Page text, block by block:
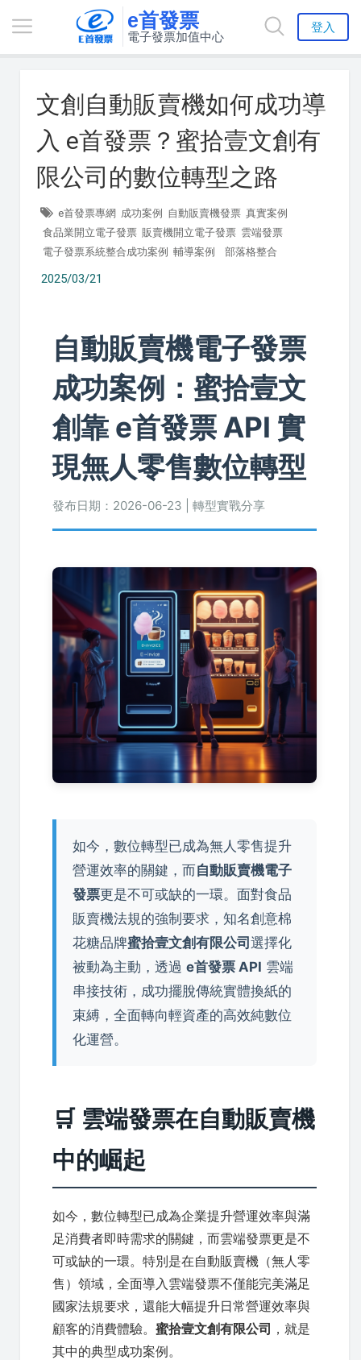
e首發票
電子發票加值中心
登入
文創自動販賣機如何成功導
入 e首發票？蜜拾壹文創有
限公司的數位轉型之路
e首發票專網 成功案例 自動販賣機發票 真實案例
食品業開立電子發票 販賣機開立電子發票 雲端發票
電子發票系統整合成功案例 輔導案例 部落格整合
2025/03/21
自動販賣機電子發票
成功案例：蜜拾壹文
創靠 e首發票 API 實
現無人零售數位轉型
發布日期： 2026-06-23 | 轉型實戰分享
如今，數位轉型已成為無人零售提升
營運效率的關鍵，而自動販賣機電子
發票更是不可或缺的一環。面對食品
販賣機法規的強制要求，知名創意棉
花糖品牌蜜拾壹文創有限公司 選擇化
被動為主動，透過 e首發票 API 雲端
串接技術，成功擺脫傳統實體換紙的
束縛，全面轉向輕資產的高效純數位
化運營。
🛒 雲端發票在自動販賣機
中的崛起
如今，數位轉型已成為企業提升營運效率與滿
足消費者即時需求的關鍵，而雲端發票更是不
可或缺的一環。特別是在自動販賣機（無人零
售）領域，全面導入雲端發票不僅能完美滿足
國家法規要求，還能大幅提升日常營運效率與
顧客的消費體驗。 蜜拾壹文創有限公司 ，就是
其中的典型成功案例。